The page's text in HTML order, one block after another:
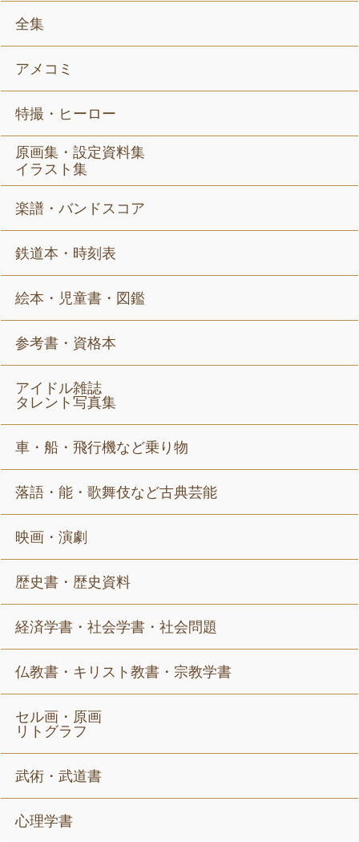
全集
アメコミ
特撮・ヒーロー
原画集・設定資料集
イラスト集
楽譜・バンドスコア
鉄道本・時刻表
絵本・児童書・図鑑
参考書・資格本
アイドル雑誌
タレント写真集
車・船・飛行機など乗り物
落語・能・歌舞伎など古典芸能
映画・演劇
歴史書・歴史資料
経済学書・社会学書・社会問題
仏教書・キリスト教書・宗教学書
セル画・原画
リトグラフ
武術・武道書
心理学書